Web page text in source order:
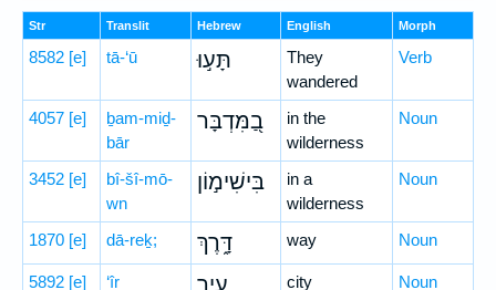
Str Translit Hebrew English Morph
8582 [e] tā-‘ū תָּע֣וּ
They
wandered
Verb
4057 [e]
ḇam-miḏ-
bār
בַ֭מִּדְבָּר
in the
wilderness
Noun
3452 [e]
bî-šî-mō-
wn
בִּישִׁימ֣וֹן
in a
wilderness
Noun
1870 [e] dā-reḵ; דָּ֑רֶךְ way Noun
5892 [e] ‘îr עִ֥יר city Noun